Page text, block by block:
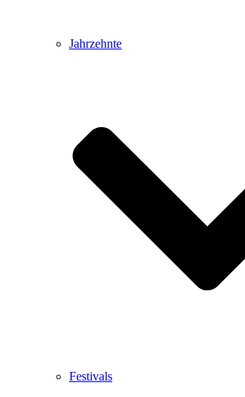
Jahrzehnte
Festivals